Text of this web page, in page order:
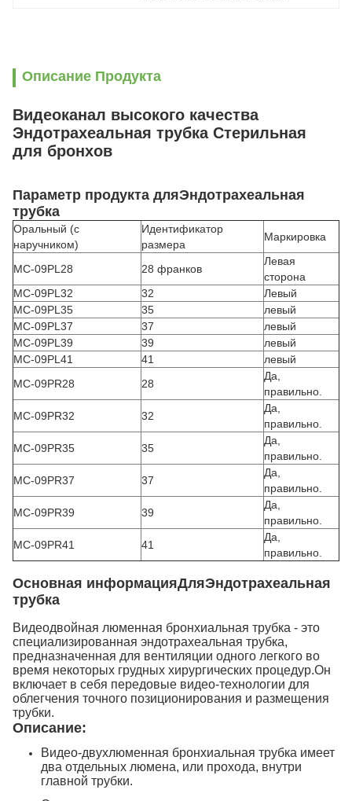
Описание Продукта
Видеоканал высокого качества
Эндотрахеальная трубка Стерильная
для бронхов
Параметр продукта дляЭндотрахеальная
трубка
Оральный (с
наручником)
Идентификатор
размера
Маркировка
MC-09PL28 28 франков
Левая
сторона
MC-09PL32
32
Левый
MC-09PL35
35
левый
MC-09PL37
37
левый
MC-09PL39
39
левый
MC-09PL41
41
левый
MC-09PR28
28
Да,
правильно.
MC-09PR32
32
Да,
правильно.
MC-09PR35
35
Да,
правильно.
MC-09PR37
37
Да,
правильно.
MC-09PR39
39
Да,
правильно.
MC-09PR41
41
Да,
правильно.
Основная информацияДляЭндотрахеальная
трубка
Видеодвойная люменная бронхиальная трубка - это
специализированная эндотрахеальная трубка,
предназначенная для вентиляции одного легкого во
время некоторых грудных хирургических процедур.Он
включает в себя передовые видео-технологии для
облегчения точного позиционирования и размещения
трубки.
Описание:
Видео-двухлюменная бронхиальная трубка имеет
два отдельных люмена, или прохода, внутри
главной трубки.